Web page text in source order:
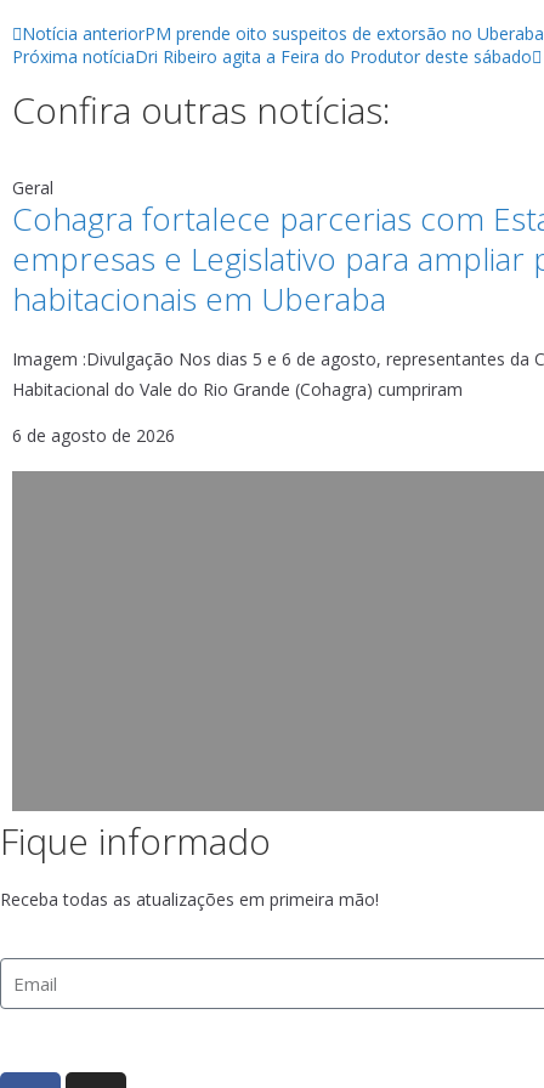
Notícia anteriorPM prende oito suspeitos de extorsão no
Próxima notíciaDri Ribeiro agita a Feira do Produtor deste sábado
Confira outras notícias:
Geral
Cohagra fortalece parcerias com
empresas e Legislativo para ampliar
habitacionais em Uberaba
Imagem :Divulgação Nos dias 5 e 6 de agosto, representantes da
Habitacional do Vale do Rio Grande (Cohagra) cumpriram
6 de agosto de 2026
Fique informado
Receba todas as atualizações em primeira mão!